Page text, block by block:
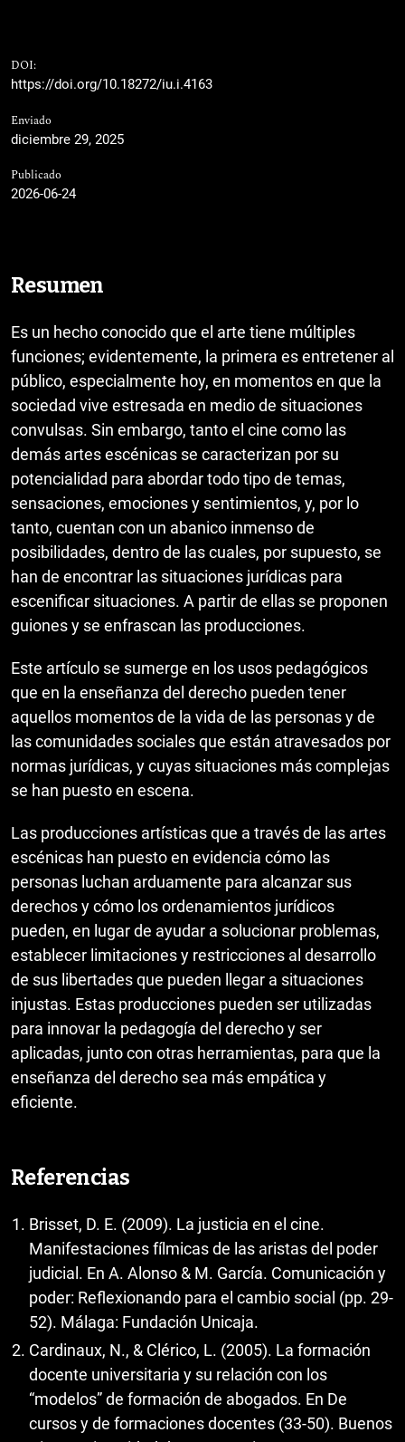
DOI:
https://doi.org/10.18272/iu.i.4163
Enviado
diciembre 29, 2025
Publicado
2026-06-24
Resumen
Es un hecho conocido que el arte tiene múltiples
funciones; evidentemente, la primera es entretener al
público, especialmente hoy, en momentos en que la
sociedad vive estresada en medio de situaciones
convulsas. Sin embargo, tanto el cine como las
demás artes escénicas se caracterizan por su
potencialidad para abordar todo tipo de temas,
sensaciones, emociones y sentimientos, y, por lo
tanto, cuentan con un abanico inmenso de
posibilidades, dentro de las cuales, por supuesto, se
han de encontrar las situaciones jurídicas para
escenificar situaciones. A partir de ellas se proponen
guiones y se enfrascan las producciones.
Este artículo se sumerge en los usos pedagógicos
que en la enseñanza del derecho pueden tener
aquellos momentos de la vida de las personas y de
las comunidades sociales que están atravesados por
normas jurídicas, y cuyas situaciones más complejas
se han puesto en escena.
Las producciones artísticas que a través de las artes
escénicas han puesto en evidencia cómo las
personas luchan arduamente para alcanzar sus
derechos y cómo los ordenamientos jurídicos
pueden, en lugar de ayudar a solucionar problemas,
establecer limitaciones y restricciones al desarrollo
de sus libertades que pueden llegar a situaciones
injustas. Estas producciones pueden ser utilizadas
para innovar la pedagogía del derecho y ser
aplicadas, junto con otras herramientas, para que la
enseñanza del derecho sea más empática y
eficiente.
Referencias
Brisset, D. E. (2009). La justicia en el cine.
Manifestaciones fílmicas de las aristas del poder
judicial. En A. Alonso & M. García. Comunicación y
poder: Reflexionando para el cambio social (pp. 29-
52). Málaga: Fundación Unicaja.
Cardinaux, N., & Clérico, L. (2005). La formación
docente universitaria y su relación con los
“modelos” de formación de abogados. En De
cursos y de formaciones docentes (33-50). Buenos